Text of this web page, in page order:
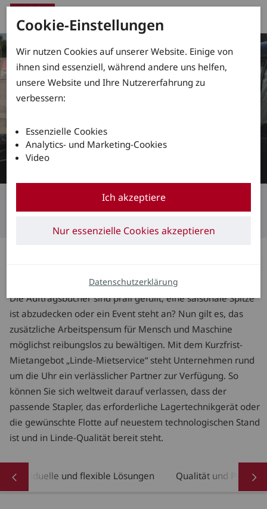
Qualität auf Abruf
Auftragsspitzen
Die Auftragsbücher sind prall gefüllt, eine saisonale Spitze
ist abzudecken oder ein Event steht an? Nun gilt es, das
zusätzliche Arbeitspensum für Mensch und Maschine
möglichst reibungslos zu bewältigen. Mit dem Kurzfrist-
Mietangebot „Linde-Mietservice“ steht Unternehmen rund
um die Uhr ein verlässlicher Partner zur Verfügung. So
können Sie sich weltweit darauf verlassen, dass der
passende Stapler, das erforderliche Lagertechnikgerät oder
die gewünschte Flotte auf neuestem technologischen Stand
ist und in Linde-Qualität bereit steht.
Individuelle und flexible Lösungen Qualität und
Cookie-Einstellungen
Wir nutzen Cookies auf unserer Website. Einige von
ihnen sind essenziell, während andere uns helfen,
unsere Website und Ihre Nutzererfahrung zu
verbessern:
Essenzielle Cookies
Analytics- und Marketing-Cookies
Video
Ich akzeptiere
Nur essenzielle Cookies akzeptieren
Datenschutzerklärung